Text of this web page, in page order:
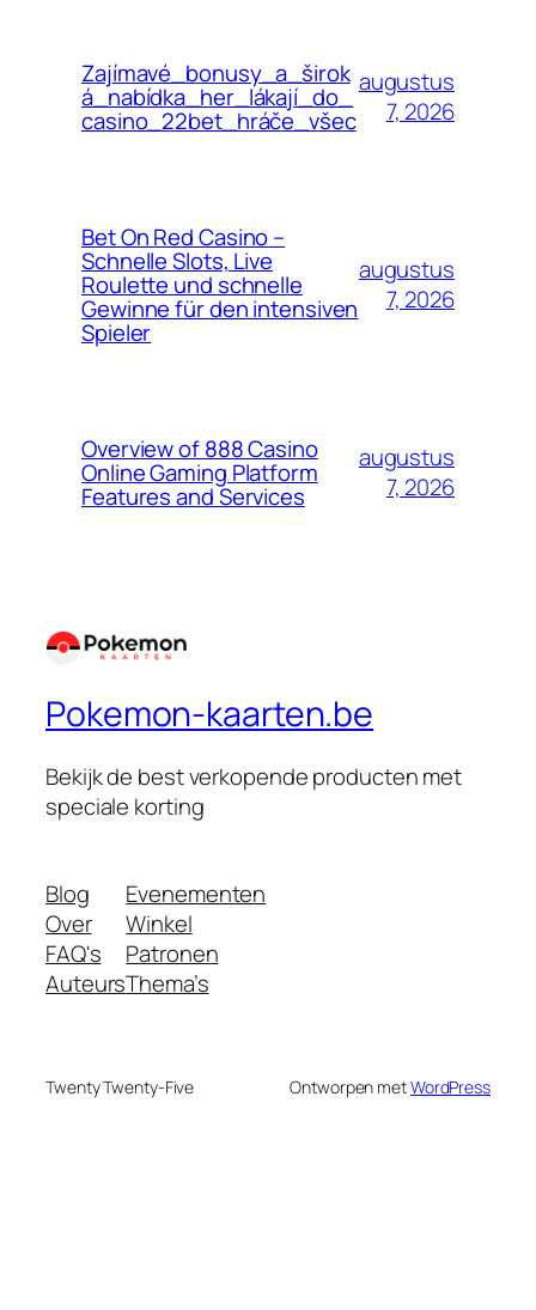
Zajímavé_bonusy_a_širok
á_nabídka_her_lákají_do_
casino_22bet_hráče_všec
augustus
7, 2026
Bet On Red Casino –
Schnelle Slots, Live
Roulette und schnelle
Gewinne für den intensiven
Spieler
augustus
7, 2026
Overview of 888 Casino
Online Gaming Platform
Features and Services
augustus
7, 2026
Pokemon-kaarten.be
Bekijk de best verkopende producten met
speciale korting
Blog
Over
FAQ's
Auteurs
Evenementen
Winkel
Patronen
Thema’s
Twenty Twenty-Five Ontworpen metWordPress